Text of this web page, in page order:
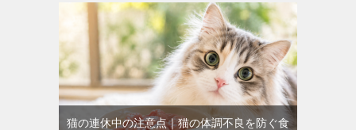
猫の連休中の注意点｜猫の体調不良を防ぐ食